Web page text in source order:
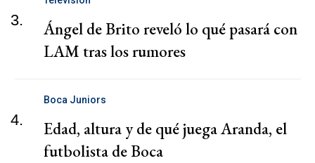
3.
Ángel de Brito reveló lo qué pasará con
LAM tras los rumores
4.
Boca Juniors
Edad, altura y de qué juega Aranda, el
futbolista de Boca